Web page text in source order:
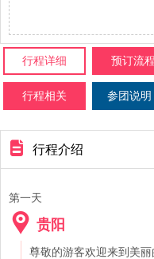
行程详细 预订流程
行程相关 参团说明
行程介绍
第一天
贵阳
尊敬的游客欢迎来到美